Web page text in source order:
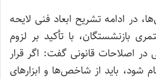
در ادامه تشریح ابعاد فنی لایحه
بازنشستگان، با تأکید بر لزوم
در اصلاحات قانونی گفت: اگر قرار
شود، باید از شاخص‌ها و ابزارهای